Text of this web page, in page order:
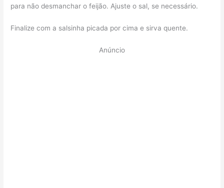
para não desmanchar o feijão. Ajuste o sal, se necessário.
Finalize com a salsinha picada por cima e sirva quente.
Anúncio